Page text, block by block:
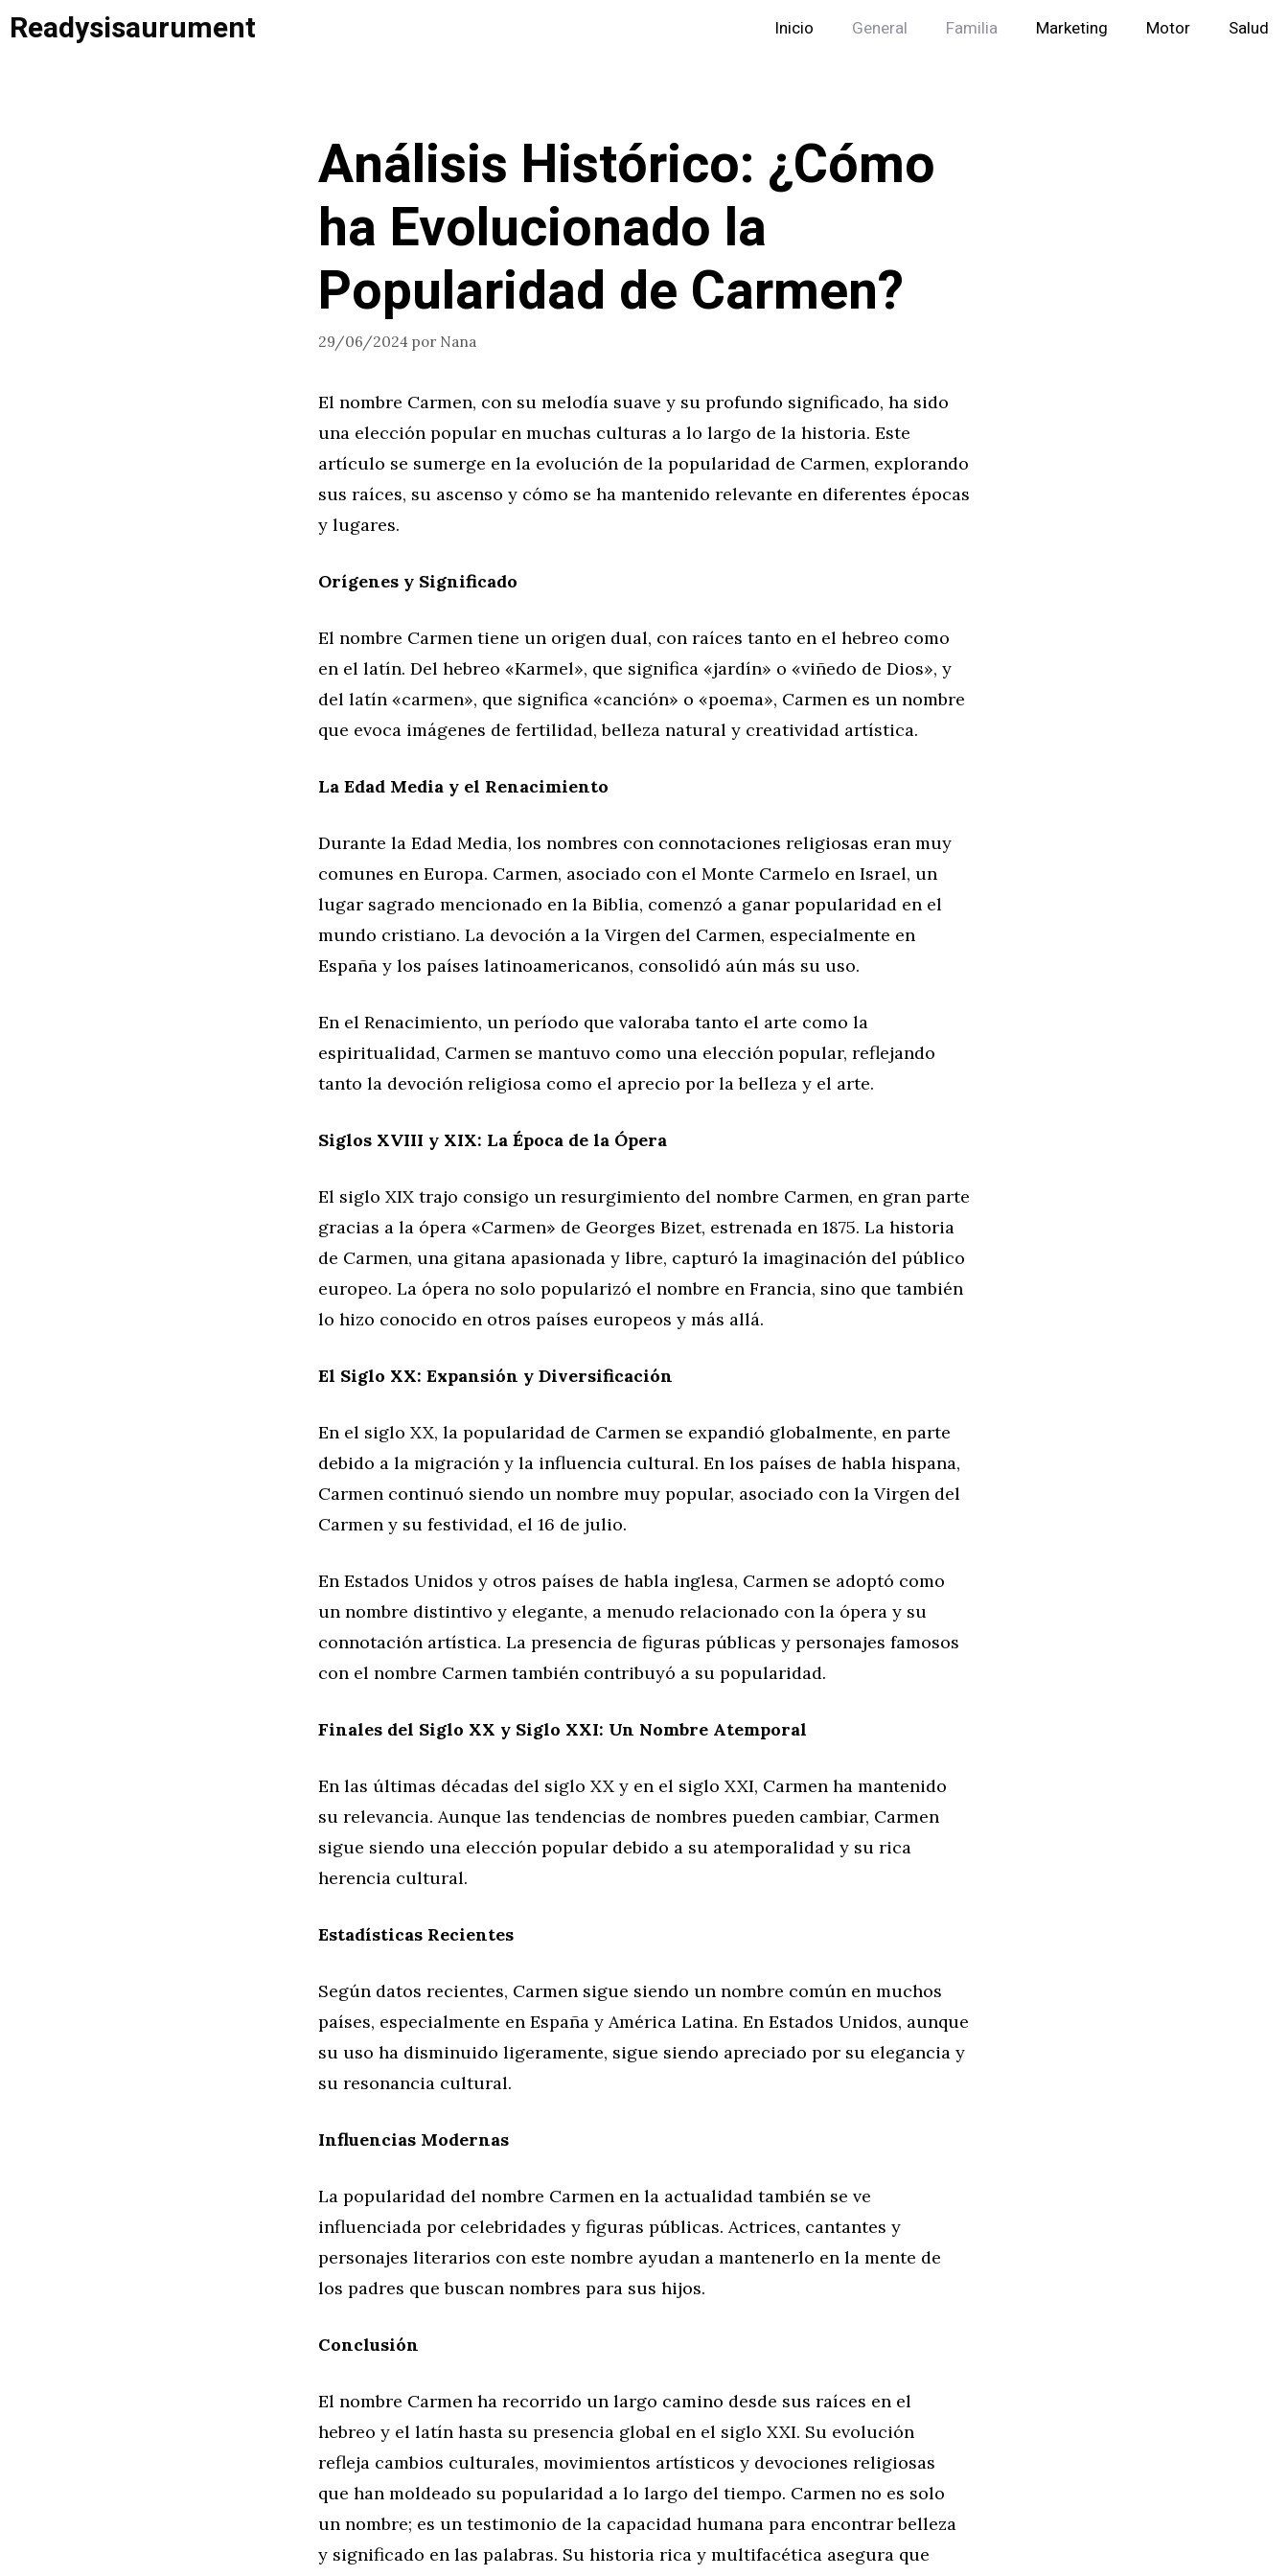
Saltar
alReadysisaurument Inicio General Familia Marketing Motor Salud
Análisis Histórico: ¿Cómo
ha Evolucionado la
Popularidad de Carmen?
29/06/2024 por Nana
El nombre Carmen, con su melodía suave y su profundo significado, ha sido
una elección popular en muchas culturas a lo largo de la historia. Este
artículo se sumerge en la evolución de la popularidad de Carmen, explorando
sus raíces, su ascenso y cómo se ha mantenido relevante en diferentes épocas
y lugares.
Orígenes y Significado
El nombre Carmen tiene un origen dual, con raíces tanto en el hebreo como
en el latín. Del hebreo «Karmel», que significa «jardín» o «viñedo de Dios», y
del latín «carmen», que significa «canción» o «poema», Carmen es un nombre
que evoca imágenes de fertilidad, belleza natural y creatividad artística.
La Edad Media y el Renacimiento
Durante la Edad Media, los nombres con connotaciones religiosas eran muy
comunes en Europa. Carmen, asociado con el Monte Carmelo en Israel, un
lugar sagrado mencionado en la Biblia, comenzó a ganar popularidad en el
mundo cristiano. La devoción a la Virgen del Carmen, especialmente en
España y los países latinoamericanos, consolidó aún más su uso.
En el Renacimiento, un período que valoraba tanto el arte como la
espiritualidad, Carmen se mantuvo como una elección popular, reflejando
tanto la devoción religiosa como el aprecio por la belleza y el arte.
Siglos XVIII y XIX: La Época de la Ópera
El siglo XIX trajo consigo un resurgimiento del nombre Carmen, en gran parte
gracias a la ópera «Carmen» de Georges Bizet, estrenada en 1875. La historia
de Carmen, una gitana apasionada y libre, capturó la imaginación del público
europeo. La ópera no solo popularizó el nombre en Francia, sino que también
lo hizo conocido en otros países europeos y más allá.
El Siglo XX: Expansión y Diversificación
En el siglo XX, la popularidad de Carmen se expandió globalmente, en parte
debido a la migración y la influencia cultural. En los países de habla hispana,
Carmen continuó siendo un nombre muy popular, asociado con la Virgen del
Carmen y su festividad, el 16 de julio.
En Estados Unidos y otros países de habla inglesa, Carmen se adoptó como
un nombre distintivo y elegante, a menudo relacionado con la ópera y su
connotación artística. La presencia de figuras públicas y personajes famosos
con el nombre Carmen también contribuyó a su popularidad.
Finales del Siglo XX y Siglo XXI: Un Nombre Atemporal
En las últimas décadas del siglo XX y en el siglo XXI, Carmen ha mantenido
su relevancia. Aunque las tendencias de nombres pueden cambiar, Carmen
sigue siendo una elección popular debido a su atemporalidad y su rica
herencia cultural.
Estadísticas Recientes
Según datos recientes, Carmen sigue siendo un nombre común en muchos
países, especialmente en España y América Latina. En Estados Unidos, aunque
su uso ha disminuido ligeramente, sigue siendo apreciado por su elegancia y
su resonancia cultural.
Influencias Modernas
La popularidad del nombre Carmen en la actualidad también se ve
influenciada por celebridades y figuras públicas. Actrices, cantantes y
personajes literarios con este nombre ayudan a mantenerlo en la mente de
los padres que buscan nombres para sus hijos.
Conclusión
El nombre Carmen ha recorrido un largo camino desde sus raíces en el
hebreo y el latín hasta su presencia global en el siglo XXI. Su evolución
refleja cambios culturales, movimientos artísticos y devociones religiosas
que han moldeado su popularidad a lo largo del tiempo. Carmen no es solo
un nombre; es un testimonio de la capacidad humana para encontrar belleza
y significado en las palabras. Su historia rica y multifacética asegura que